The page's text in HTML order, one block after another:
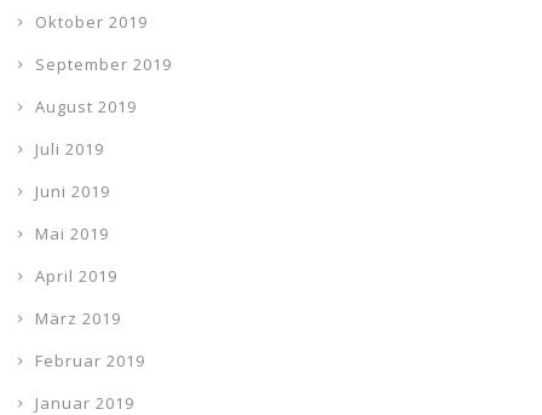
Oktober 2019
September 2019
August 2019
Juli 2019
Juni 2019
Mai 2019
April 2019
März 2019
Februar 2019
Januar 2019